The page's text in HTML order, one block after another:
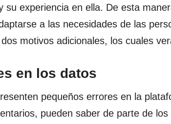
su experiencia en ella. De esta
a las necesidades de las
motivos adicionales, los cuales
en los datos
pequeños errores en la
pueden saber de parte de